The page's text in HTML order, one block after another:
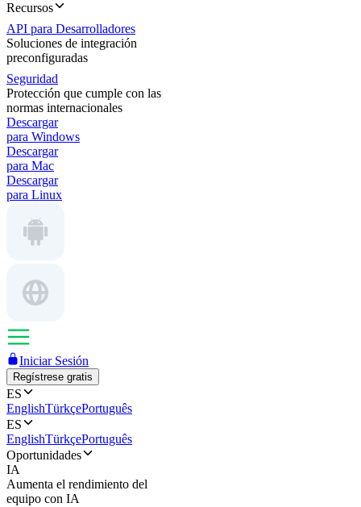
Recursos
API para Desarrolladores
Soluciones de integración
preconfiguradas
Seguridad
Protección que cumple con las
normas internacionales
Descargar
para Windows
Descargar
para Mac
Descargar
para Linux
Iniciar Sesión
Regístrese gratis
ES
EnglishTürkçePortuguês
ES
EnglishTürkçePortuguês
Oportunidades
IA
Aumenta el rendimiento del
equipo con IA